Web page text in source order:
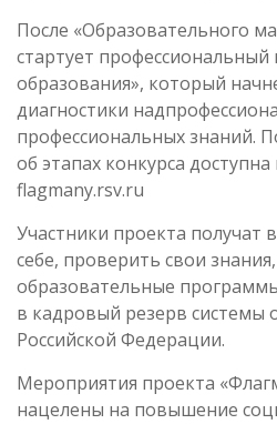
После «Образовательного
стартует
образования», который
диагностики
профессиональных знаний.
об этапах конкурса
flagmany.rsv.ru
Участники проекта получат
себе, проверить свои
образовательные
в кадровый резерв системы
Российской Федерации.
Мероприятия проекта
нацелены на повышение